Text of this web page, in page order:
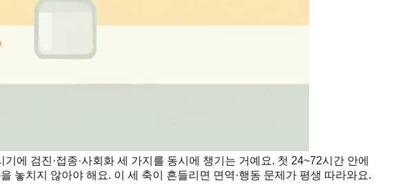
에 검진·접종·사회화 세 가지를 동시에 챙기는 거예요. 첫 24~72시간 안에
놓치지 않아야 해요. 이 세 축이 흔들리면 면역·행동 문제가 평생 따라와요.